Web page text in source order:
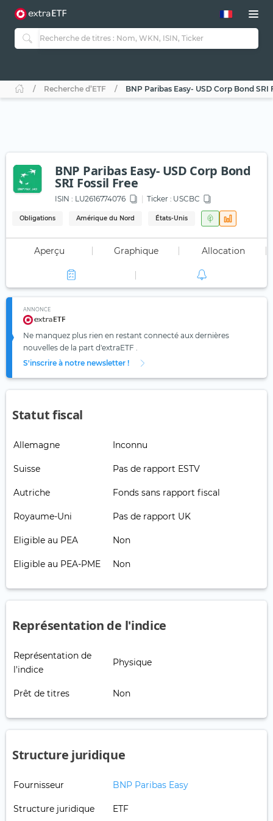
Recherche d’ETF BNP Paribas Easy- USD Corp Bond SRI
BNP Paribas Easy- USD Corp Bond
SRI Fossil Free
ISIN : LU2616774076 Ticker : USCBC
Obligations Amérique du Nord États-Unis
Aperçu Graphique Allocation
ANNONCE
Ne manquez plus rien en restant connecté aux dernières
nouvelles de la part d'extraETF .
S'inscrire à notre newsletter !
Statut fiscal
Allemagne Inconnu
Suisse Pas de rapport ESTV
Autriche Fonds sans rapport fiscal
Royaume-Uni Pas de rapport UK
Eligible au PEA Non
Eligible au PEA-PME Non
Représentation de l'indice
Représentation de
l'indice
Physique
Prêt de titres Non
Structure juridique
Fournisseur BNP Paribas Easy
Structure juridique ETF